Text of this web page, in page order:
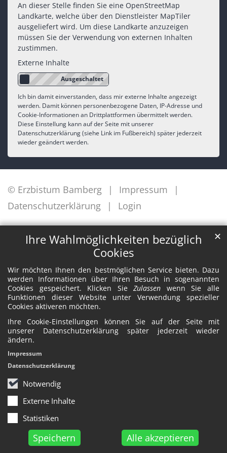
Ihre Wahlmöglichkeiten bezüglich
Cookies
Wir möchten Ihnen den bestmöglichen Service bieten. Dazu
werden Informationen über Ihren Besuch in sogenannten
Cookies gespeichert. Klicken SieZulassen wenn Sie alle
Funktionen dieser Website unter Verwendung spezieller
Cookies aktiveren möchten.
Ihre Cookie-Einstellungen können Sie auf der Seite mit
unserer Datenschutzerklärung später jederzeit wieder
ändern.
Notwendig
Externe Inhalte
Statistiken
Speichern Alle akzeptieren
✕
Impressum
Datenschutzerklärung
An dieser Stelle finden Sie eine OpenStreetMap
Landkarte, welche über den Dienstleister MapTiler
ausgeliefert wird. Um diese Landkarte anzuzeigen
müssen Sie der Verwendung von externen Inhalten
zustimmen.
Externe Inhalte
Ich bin damit einverstanden, dass mir externe Inhalte angezeigt
werden. Damit können personenbezogene Daten, IP-Adresse und
Cookie-Informationen an Drittplattformen übermittelt werden.
Diese Einstellung kann auf der Seite mit unserer
Datenschutzerklärung (siehe Link im Fußbereich) später jederzeit
wieder geändert werden.
© Erzbistum Bamberg
Impressum
Datenschutzerklärung
Login